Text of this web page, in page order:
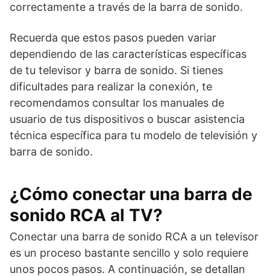
correctamente a través de la barra de sonido.
Recuerda que estos pasos pueden variar
dependiendo de las características específicas
de tu televisor y barra de sonido. Si tienes
dificultades para realizar la conexión, te
recomendamos consultar los manuales de
usuario de tus dispositivos o buscar asistencia
técnica específica para tu modelo de televisión y
barra de sonido.
¿Cómo conectar una barra de
sonido RCA al TV?
Conectar una barra de sonido RCA a un televisor
es un proceso bastante sencillo y solo requiere
unos pocos pasos. A continuación, se detallan